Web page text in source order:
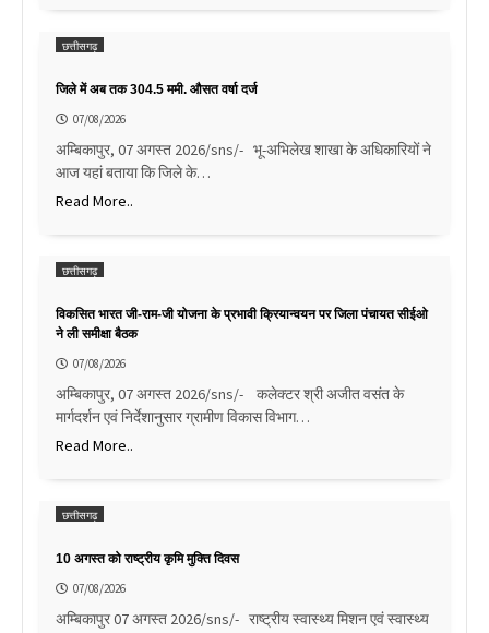
छत्तीसगढ़
जिले में अब तक 304.5 ममी. औसत वर्षा दर्ज
07/08/2026
अम्बिकापुर, 07 अगस्त 2026/sns/- भू-अभिलेख शाखा के अधिकारियों ने
आज यहां बताया कि जिले के…
Read More..
छत्तीसगढ़
विकसित भारत जी-राम-जी योजना के प्रभावी क्रियान्वयन पर जिला पंचायत सीईओ
ने ली समीक्षा बैठक
07/08/2026
अम्बिकापुर, 07 अगस्त 2026/sns/- कलेक्टर श्री अजीत वसंत के
मार्गदर्शन एवं निर्देशानुसार ग्रामीण विकास विभाग…
Read More..
छत्तीसगढ़
10 अगस्त को राष्ट्रीय कृमि मुक्ति दिवस
07/08/2026
अम्बिकापुर 07 अगस्त 2026/sns/- राष्ट्रीय स्वास्थ्य मिशन एवं स्वास्थ्य